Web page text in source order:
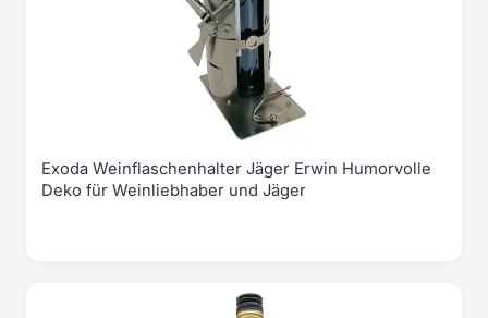
Exoda Weinflaschenhalter Jäger Erwin Humorvolle
Deko für Weinliebhaber und Jäger